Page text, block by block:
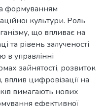
формуванням
культури. Роль
що впливає на
та рівень залученості
в управлінні
зайнятості, розвиток
вплив цифровізації на
вимагають нових
ефективної